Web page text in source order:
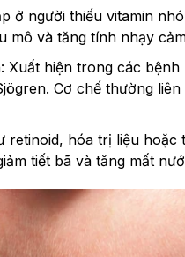
ở người thiếu vitamin
mô và tăng tính nhạy
Xuất hiện trong các
Cơ chế thường
retinoid, hóa trị liệu
tiết bã và tăng mất